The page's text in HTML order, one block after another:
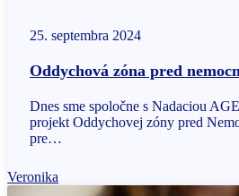
25. septembra 2024
Oddychová zóna pred
Dnes sme spoločne s Nadaciou
projekt Oddychovej zóny pred
pre…
Veronika